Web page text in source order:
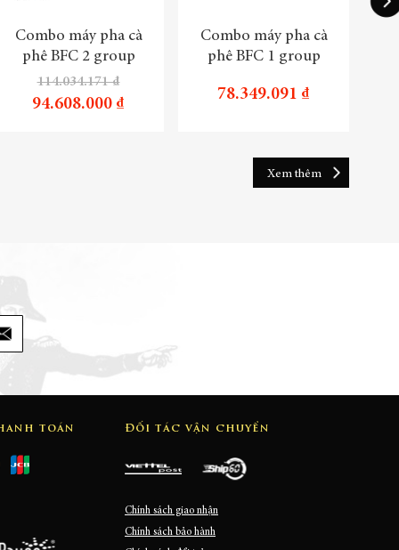
Combo máy pha cà
phê BFC 2 group
114.034.171 ₫
94.608.000 ₫
Combo máy pha cà
phê BFC 1 group
78.349.091 ₫
Xem thêm
toán Đối tác vận chuyển
Chính sách giao nhận
Chính sách bảo hành